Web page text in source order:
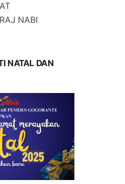
NABI
NATAL DAN